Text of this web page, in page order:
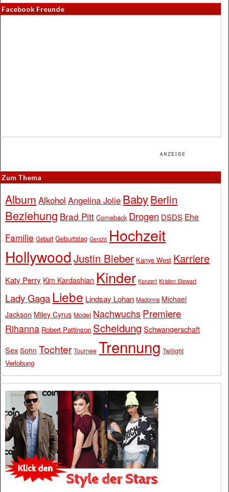
Facebook Freunde
Zum Thema
Album Alkohol Angelina Jolie BabyBerlin
Beziehung Brad Pitt Comeback Drogen DSDS Ehe
Familie Geburt Geburtstag Gericht Hochzeit
Hollywood Justin Bieber Kanye West Karriere
Katy Perry Kim Kardashian Kinder Konzert Kristen Stewart
Lady Gaga Liebe Lindsay Lohan Madonna Michael
Jackson Miley Cyrus Model Nachwuchs Premiere
Rihanna Robert Pattinson Scheidung Schwangerschaft
Sex Sohn Tochter Tournee Trennung Twilight
Verlobung